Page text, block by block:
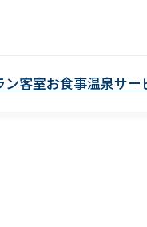
ン客室お食事温泉サー